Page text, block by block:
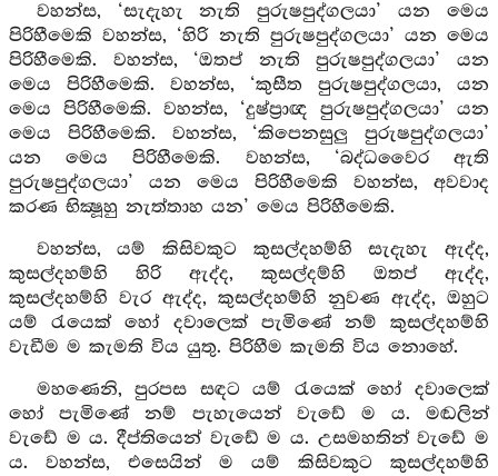
වහන්ස, ‘සැදැහැ නැති පුරුෂපුද්ගලයා’ යන මෙය
පිරිහීමෙකි වහන්ස, ‘හිරි නැති පුරුෂපුද්ගලයා’ යන මෙය
පිරිහීමෙකි. වහන්ස, ‘ඔතප් නැති පුරුෂපුද්ගලයා’ යන
මෙය පිරිහීමෙකි. වහන්ස, ‘කුසීත පුරුෂපුද්ගලයා, යන
මෙය පිරිහීමෙකි. වහන්ස, ‘දුෂ්ප්‍රාඥ පුරුෂපුද්ගලයා’ යන
මෙය පිරිහීමෙකි. වහන්ස, ‘කිපෙනසුලු පුරුෂපුද්ගලයා’
යන මෙය පිරිහීමෙකි. වහන්ස, ‘බද්ධවෛර ඇති
පුරුෂපුද්ගලයා’ යන මෙය පිරිහීමෙකි වහන්ස, අවවාද
කරණ භික්‍ෂූහු නැත්තාහ යන’ මෙය පිරිහීමෙකි.
වහන්ස, යම් කිසිවකුට කුසල්දහම්හි සැදැහැ ඇද්ද,
කුසල්දහම්හි හිරි ඇද්ද, කුසල්දම්හි ඔතප් ඇද්ද,
කුසල්දහම්හි වැර ඇද්ද, කුසල්දහම්හි නුවණ ඇද්ද, ඔහුට
යම් රැයෙක් හෝ දවාලෙක් පැමිණේ නම් කුසල්දහම්හි
වැඩීම ම කැමති විය යුතු. පිරිහීම කැමති විය නොහේ.
මහණෙනි, පුරපස සඳට යම් රැයෙක් හෝ දවාලෙක්
හෝ පැමිණේ නම් පැහැයෙන් වැඩේ ම ය. මඬලින්
වැඩේ ම ය. දීප්තියෙන් වැඩේ ම ය. උසමහතින් වැඩේ ම
ය. වහන්ස, එසෙයින් ම යම් කිසිවකුට කුසල්දහම්හි